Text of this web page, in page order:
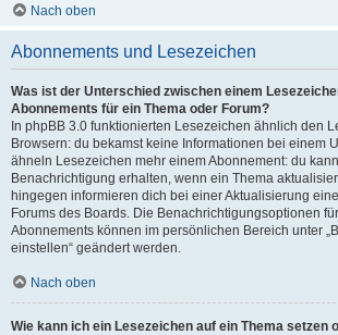
Nach oben
Abonnements und Lesezeichen
Was ist der Unterschied zwischen einem
Abonnements für ein Thema oder Forum?
In phpBB 3.0 funktionierten Lesezeichen ähnlich den
Browsern: du bekamst keine Informationen bei einem
ähneln Lesezeichen mehr einem Abonnement: du
Benachrichtigung erhalten, wenn ein Thema
hingegen informieren dich bei einer Aktualisierung
Forums des Boards. Die Benachrichtigungsoptionen
Abonnements können im persönlichen Bereich unter
einstellen“ geändert werden.
Nach oben
Wie kann ich ein Lesezeichen auf ein Thema setzen